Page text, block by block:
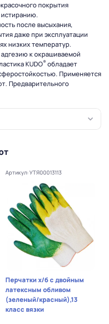
покрытия
истиранию.
после высыхания,
даже при эксплуатации
низких температур.
к окрашиваемой
KUDO® обладает
Применяется
Предварительного
Артикул: УТЯ00013113
Перчатки х/б с двойным
латексным обливом
(зеленый/красный),13
класс вязки